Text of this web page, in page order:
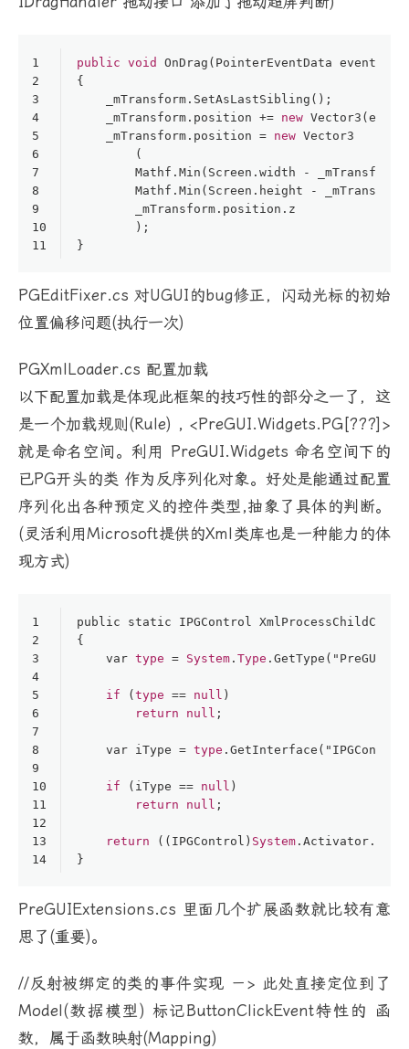
1
2
3
4
5
6
7
8
9
10
11
public void OnDrag ( PointerEventData eventData
{
    _mTransform.SetAsLastSibling();
    _mTransform.position +=
new
    _mTransform.position =
new Vector3
        (
Mathf.Min(Screen.width -
Mathf.Min(Screen.height -
        _mTransform.position.z
        );
}
PGEditFixer.cs 对UGUI的bug修正，闪动光标的初始
位置偏移问题(执行一次)
PGXmlLoader.cs 配置加载
以下配置加载是体现此框架的技巧性的部分之一了，这
是一个加载规则(Rule) , <PreGUI.Widgets.PG[???]>
就是命名空间。利用 PreGUI.Widgets 命名空间下的
已PG开头的类 作为反序列化对象。好处是能通过配置
序列化出各种预定义的控件类型,抽象了具体的判断。
(灵活利用Microsoft提供的Xml类库也是一种能力的体
现方式)
1
2
3
4
5
6
7
8
9
10
11
12
13
14
public static IPGControl
{
    var
type = System . Type
if ( type == null )
return
null ;
    var iType =
type
if (iType == null )
return
null ;
return ((IPGControl) System
}
PreGUIExtensions.cs 里面几个扩展函数就比较有意
思了(重要)。
//反射被绑定的类的事件实现 －> 此处直接定位到了
Model(数据模型) 标记ButtonClickEvent特性的 函
数，属于函数映射(Mapping)